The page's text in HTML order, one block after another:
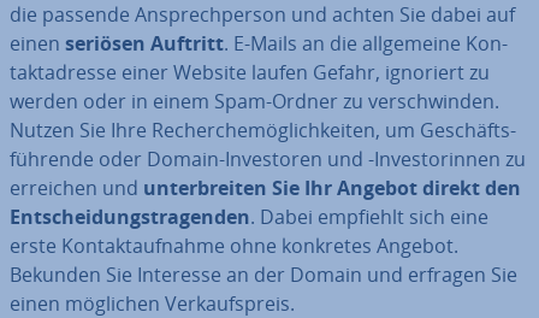
die passende An­sprech­per­son und achten Sie dabei auf
einen seriösen Auftritt. E-Mails an die all­ge­mei­ne Kon­
takt­adres­se einer Website laufen Gefahr, ignoriert zu
werden oder in einem Spam-Ordner zu ver­schwin­den.
Nutzen Sie Ihre Re­cher­che­mög­lich­kei­ten, um Ge­schäfts­
füh­ren­de oder Domain-In­ves­to­ren und -In­ves­to­rin­nen zu
erreichen und un­ter­brei­ten Sie Ihr Angebot direkt den
Ent­schei­dungs­tra­gen­den. Dabei empfiehlt sich eine
erste Kon­takt­auf­nah­me ohne konkretes Angebot.
Bekunden Sie Interesse an der Domain und erfragen Sie
einen möglichen Ver­kaufs­preis.